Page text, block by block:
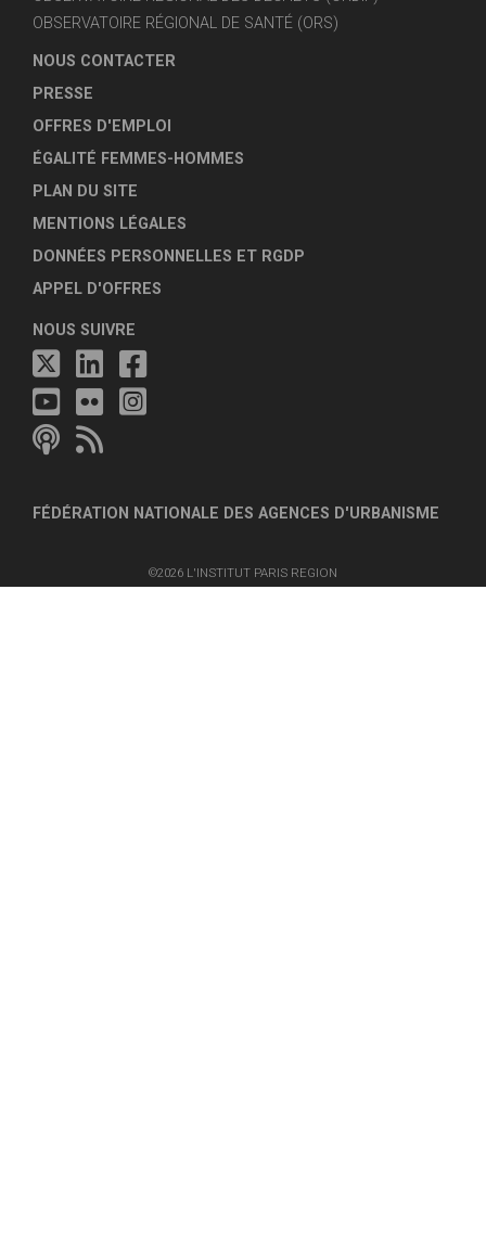
OBSERVATOIRE RÉGIONAL DE SANTÉ (ORS)
NOUS CONTACTER
PRESSE
OFFRES D'EMPLOI
ÉGALITÉ FEMMES-HOMMES
PLAN DU SITE
MENTIONS LÉGALES
DONNÉES PERSONNELLES ET RGDP
APPEL D'OFFRES
NOUS SUIVRE
FÉDÉRATION NATIONALE DES AGENCES D'URBANISME
©2026 L'INSTITUT PARIS REGION